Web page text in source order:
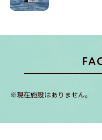
※現在施設はありません。